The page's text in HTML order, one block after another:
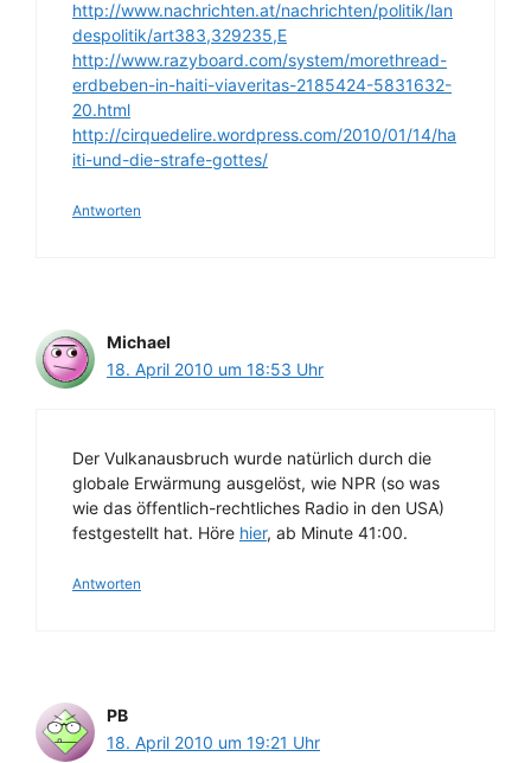
http://www.nachrichten.at/nachrichten/politik/lan
despolitik/art383,329235,E
http://www.razyboard.com/system/morethread-
erdbeben-in-haiti-viaveritas-2185424-5831632-
20.html
http://cirquedelire.wordpress.com/2010/01/14/ha
iti-und-die-strafe-gottes/
Antworten
Michael
18. April 2010 um 18:53 Uhr
Der Vulkanausbruch wurde natürlich durch die
globale Erwärmung ausgelöst, wie NPR (so was
wie das öffentlich-rechtliches Radio in den USA)
festgestellt hat. Höre hier, ab Minute 41:00.
Antworten
PB
18. April 2010 um 19:21 Uhr